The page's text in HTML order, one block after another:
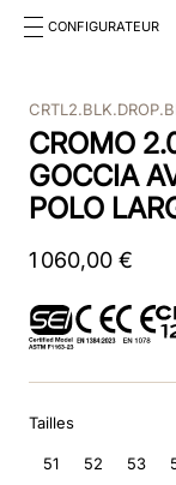
CONFIGURATEUR
RECHERCHES
1.bombe
4.chromo
CROMO
GOCCIA
POLO
1 060,00 €
Tailles
51
52 53